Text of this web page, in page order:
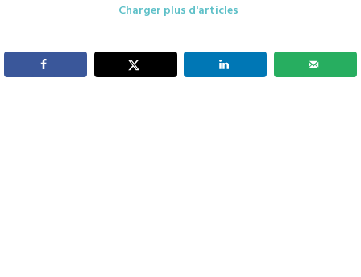
Charger plus d'articles